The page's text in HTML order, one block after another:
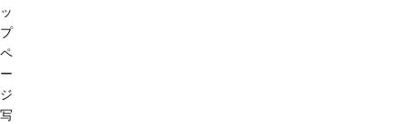
ッ
プ
ペ
ー
ジ
写